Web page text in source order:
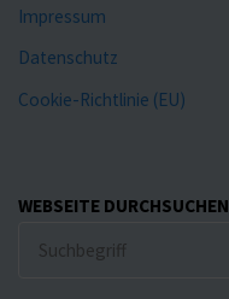
Impressum
Datenschutz
Cookie-Richtlinie (EU)
WEBSEITE DURCHSUCHEN